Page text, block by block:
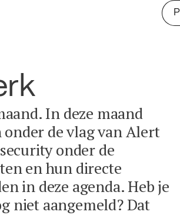
In deze maand
de vlag van Alert
onder de
en hun directe
in deze agenda. Heb je
niet aangemeld? Dat